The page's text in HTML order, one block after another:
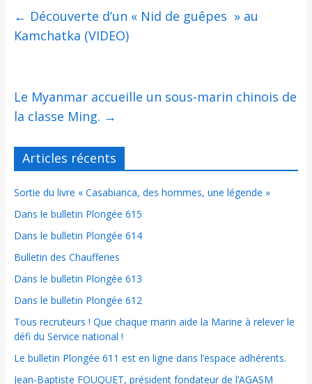
← Découverte d’un « Nid de guêpes » au
Kamchatka (VIDEO)
Le Myanmar accueille un sous-marin chinois de
la classe Ming. →
Articles récents
Sortie du livre « Casabianca, des hommes, une légende »
Dans le bulletin Plongée 615
Dans le bulletin Plongée 614
Bulletin des Chaufferies
Dans le bulletin Plongée 613
Dans le bulletin Plongée 612
Tous recruteurs ! Que chaque marin aide la Marine à relever le
défi du Service national !
Le bulletin Plongée 611 est en ligne dans l’espace adhérents.
Jean-Baptiste FOUQUET, président fondateur de l’AGASM